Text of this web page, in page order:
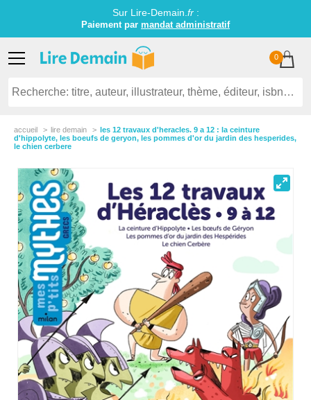
Sur Lire-Demain. fr:
Paiement par mandat administratif
0
accueil lire demain
les 12 travaux d'heracles. 9 a 12 : la ceinture
d'hippolyte, les boeufs de geryon, les pommes d'or du jardin des hesperides,
le chien cerbere